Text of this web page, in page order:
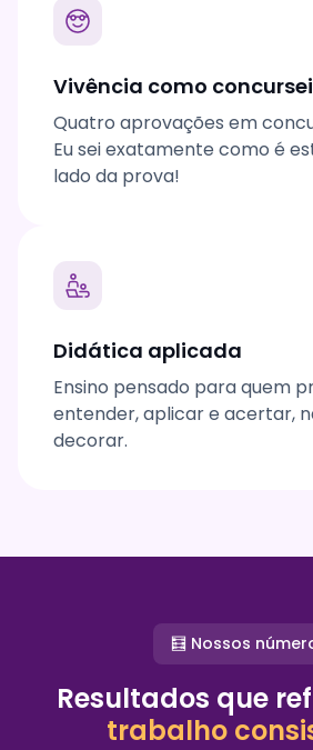
Vivência como
Quatro aprovações em
Eu sei exatamente como é
lado da prova!
Didática aplicada
Ensino pensado para quem
entender, aplicar e acertar,
decorar.
🧮 Nossos
Resultados que
trabalho